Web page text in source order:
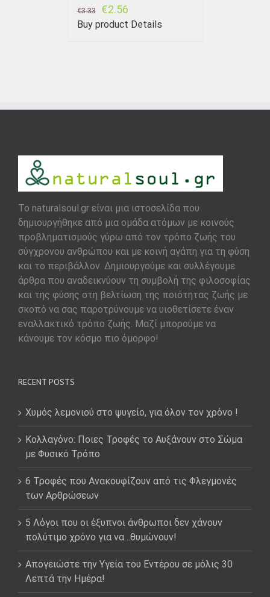
€3.33 €2.56
Buy product Details
To naturalsoul.gr είναι μια ιστοσελίδα που
δημιουργήθηκε από μια ομάδα ατόμων με κοινούς
προβληματισμούς γύρω από τον τρόπο ζωής του
σύγχρονου ανθρώπου και με κοινή αγάπη για τη φύση
και το περιβάλλον. Δημιουργούμε και συλλέγουμε
άρθρα που αναδεικνύουν τη συμβολή της φιλοσοφίας
και της φύσης στη βελτίωση της ποιότητας ζωής με
σκοπό να σας παροτρύνουμε να υιοθετίσετε έναν
εναλλακτικό τρόπο ζωής. Μαζί μπορούμε να
κάνουμε τον κόσμο πιο όμορφο!
RECENT POSTS
Χυμός λεμονιού στο ψυγείο, για όλον τον χρόνο !
Κολλαγόνο: Ποιες Τροφές το Αυξάνουν στο Σώμα
με Φυσικό Τρόπο
6 Τροφές που Ανακουφίζουν από τις Φλεγμονές
των Αρθρώσεων
5 Λόγοι που οι έξυπνοι άνθρωποι δεν χάνουν
πολύτιμο χρόνο για να…θυμώνουν!
Απογειώστε την Υγεία του Εντέρου σε μόλις 30
Λεπτά την Ημέρα!